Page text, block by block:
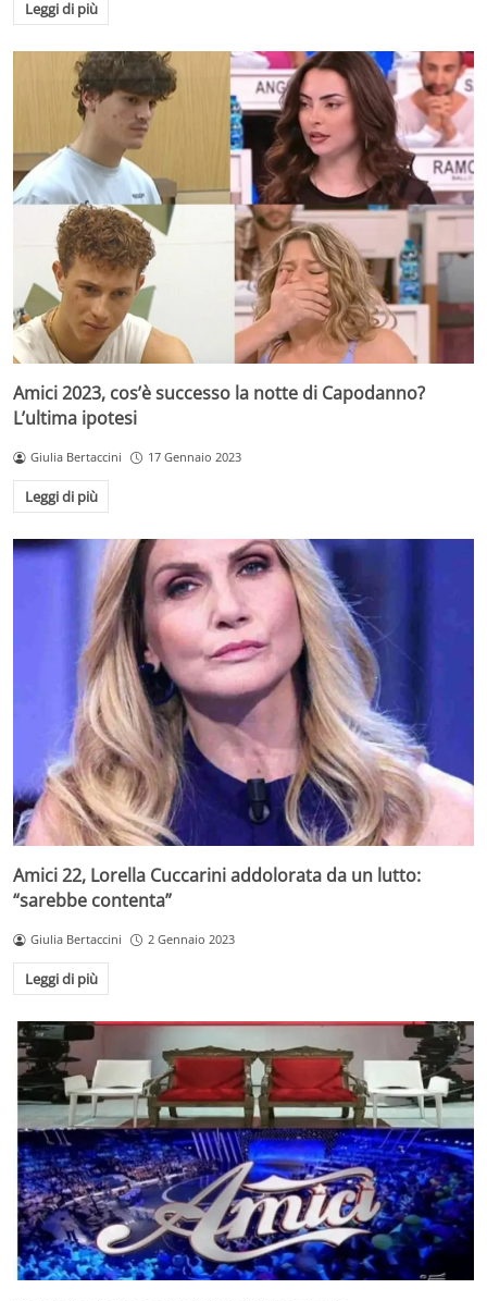
Leggi di più
Amici 2023, cos’è successo la notte di Capodanno?
L’ultima ipotesi
Giulia Bertaccini 17 Gennaio 2023
Leggi di più
Amici 22, Lorella Cuccarini addolorata da un lutto:
“sarebbe contenta”
Giulia Bertaccini 2 Gennaio 2023
Leggi di più